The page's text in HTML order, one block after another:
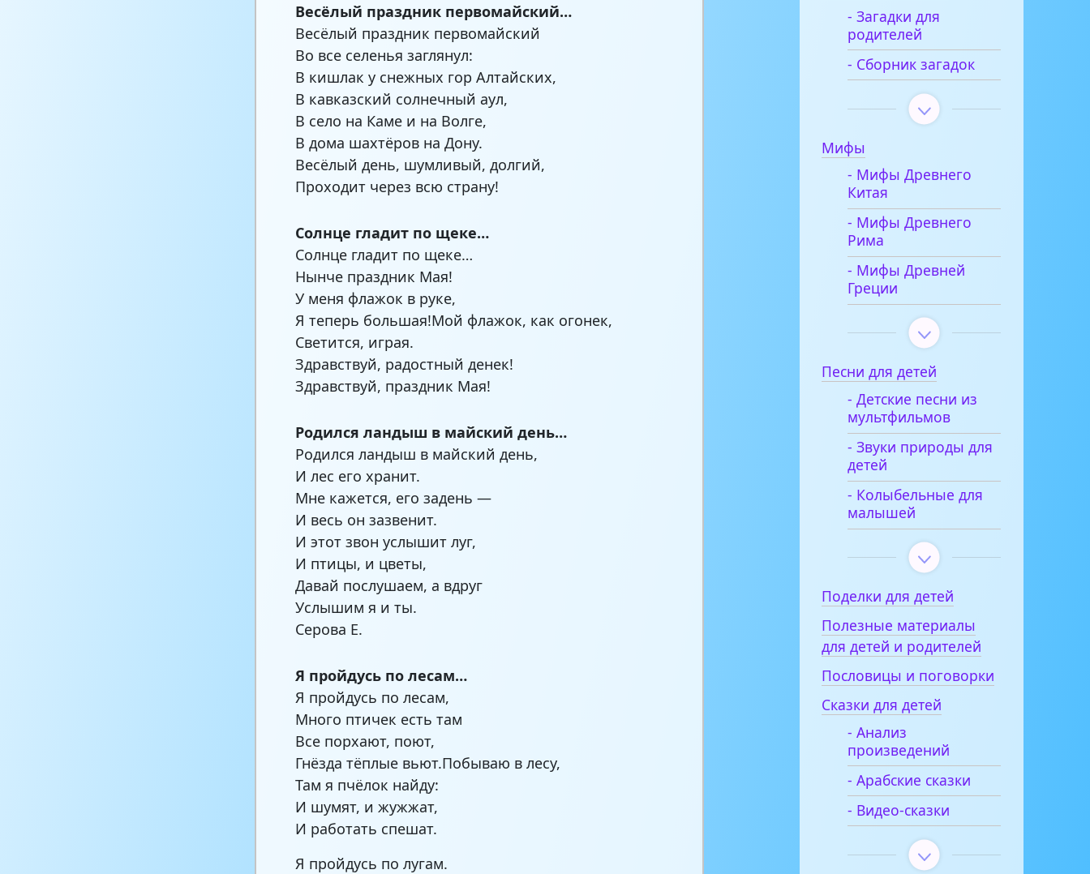
Весёлый праздник первомайский…
Весёлый праздник первомайский
Во все селенья заглянул:
В кишлак у снежных гор Алтайских,
В кавказский солнечный аул,
В село на Каме и на Волге,
В дома шахтёров на Дону.
Весёлый день, шумливый, долгий,
Проходит через всю страну!
Солнце гладит по щеке…
Солнце гладит по щеке…
Нынче праздник Мая!
У меня флажок в руке,
Я теперь большая!Мой флажок, как огонек,
Светится, играя.
Здравствуй, радостный денек!
Здравствуй, праздник Мая!
Родился ландыш в майский день…
Родился ландыш в майский день,
И лес его хранит.
Мне кажется, его задень —
И весь он зазвенит.
И этот звон услышит луг,
И птицы, и цветы,
Давай послушаем, а вдруг
Услышим я и ты.
Серова Е.
Я пройдусь по лесам…
Я пройдусь по лесам,
Много птичек есть там
Все порхают, поют,
Гнёзда тёплые вьют.Побываю в лесу,
Там я пчёлок найду:
И шумят, и жужжат,
И работать спешат.
Я пройдусь по лугам.
- Загадки для
родителей
- Сборник загадок
Мифы
- Мифы Древнего
Китая
- Мифы Древнего
Рима
- Мифы Древней
Греции
Песни для детей
- Детские песни из
мультфильмов
- Звуки природы для
детей
- Колыбельные для
малышей
Поделки для детей
Полезные материалы
для детей и родителей
Пословицы и поговорки
Сказки для детей
- Анализ
произведений
- Арабские сказки
- Видео-сказки